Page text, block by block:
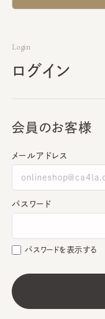
Login
ログイン
会員のお客様
メールアドレス
パスワード
パスワードを表示する